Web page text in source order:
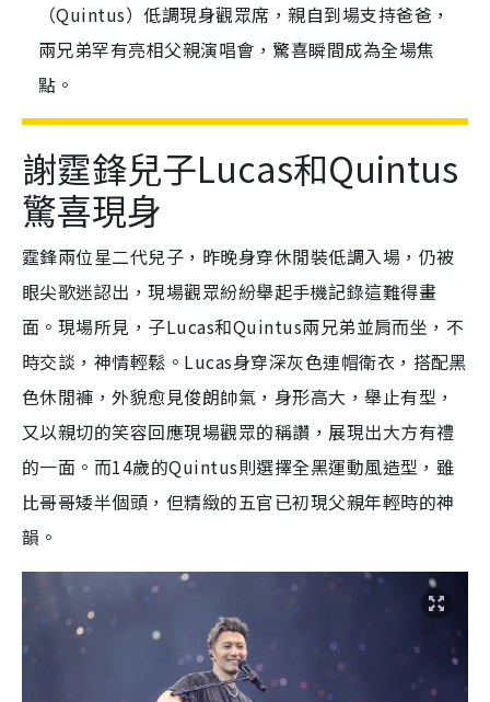
（Quintus）低調現身觀眾席，親自到場支持爸爸，
兩兄弟罕有亮相父親演唱會，驚喜瞬間成為全場焦
點。
謝霆鋒兒子Lucas和Quintus
驚喜現身
霆鋒兩位星二代兒子，昨晚身穿休閒裝低調入場，仍被
眼尖歌迷認出，現場觀眾紛紛舉起手機記錄這難得畫
面。現場所見，子Lucas和Quintus兩兄弟並肩而坐，不
時交談，神情輕鬆。Lucas身穿深灰色連帽衛衣，搭配黑
色休閒褲，外貌愈見俊朗帥氣，身形高大，舉止有型，
又以親切的笑容回應現場觀眾的稱讚，展現出大方有禮
的一面。而14歲的Quintus則選擇全黑運動風造型，雖
比哥哥矮半個頭，但精緻的五官已初現父親年輕時的神
韻。